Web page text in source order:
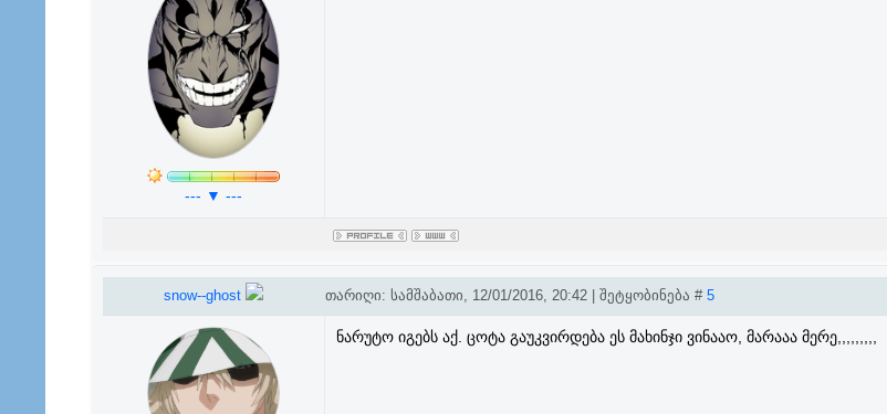
--- ▼ ---
snow--ghost თარიღი: სამშაბათი, 12/01/2016, 20:42 | შეტყობინება # 5
ნარუტო იგებს აქ. ცოტა გაუკვირდება ეს მახინჯი ვინააო, მარააა მერე,,,,,,,,,